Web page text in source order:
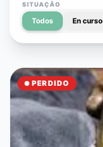
SITUAÇÃO
Todos En curso
PERDIDO